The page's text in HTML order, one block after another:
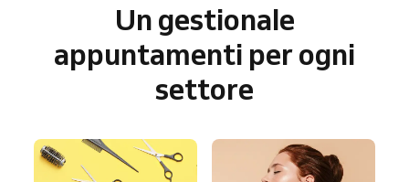
Un gestionale
appuntamenti per ogni
settore